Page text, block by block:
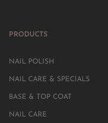
PRODUCTS
NAIL POLISH
NAIL CARE & SPECIALS
BASE & TOP COAT
NAIL CARE